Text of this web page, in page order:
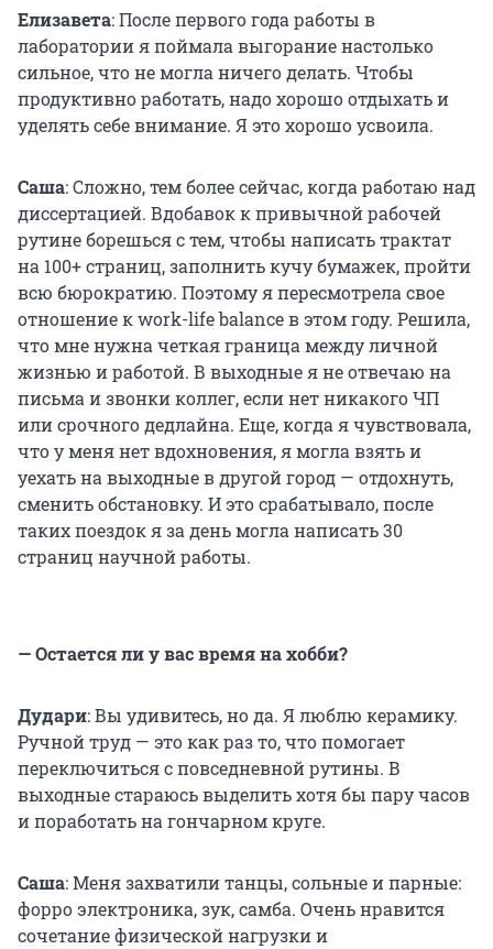
Елизавета: После первого года работы в
лаборатории я поймала выгорание настолько
сильное, что не могла ничего делать. Чтобы
продуктивно работать, надо хорошо отдыхать и
уделять себе внимание. Я это хорошо усвоила.
Саша: Сложно, тем более сейчас, когда работаю над
диссертацией. Вдобавок к привычной рабочей
рутине борешься с тем, чтобы написать трактат
на 100+ страниц, заполнить кучу бумажек, пройти
всю бюрократию. Поэтому я пересмотрела свое
отношение к work-life balance в этом году. Решила,
что мне нужна четкая граница между личной
жизнью и работой. В выходные я не отвечаю на
письма и звонки коллег, если нет никакого ЧП
или срочного дедлайна. Еще, когда я чувствовала,
что у меня нет вдохновения, я могла взять и
уехать на выходные в другой город — отдохнуть,
сменить обстановку. И это срабатывало, после
таких поездок я за день могла написать 30
страниц научной работы.
— Остается ли у вас время на хобби?
Дудари: Вы удивитесь, но да. Я люблю керамику.
Ручной труд — это как раз то, что помогает
переключиться с повседневной рутины. В
выходные стараюсь выделить хотя бы пару часов
и поработать на гончарном круге.
Саша: Меня захватили танцы, сольные и парные:
форро электроника, зук, самба. Очень нравится
сочетание физической нагрузки и